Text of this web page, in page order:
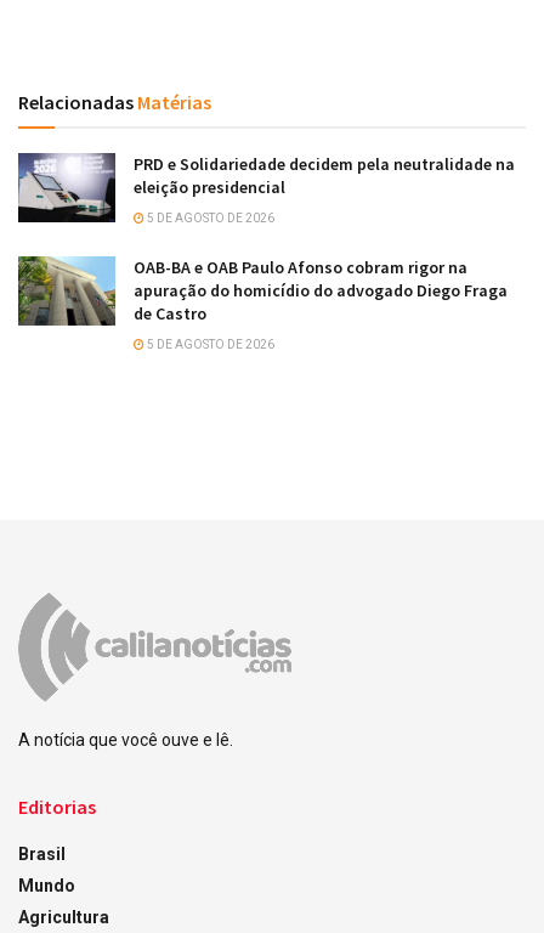
Relacionadas Matérias
PRD e Solidariedade decidem pela neutralidade na
eleição presidencial
5 DE AGOSTO DE 2026
OAB-BA e OAB Paulo Afonso cobram rigor na
apuração do homicídio do advogado Diego Fraga
de Castro
5 DE AGOSTO DE 2026
A notícia que você ouve e lê.
Editorias
Brasil
Mundo
Agricultura